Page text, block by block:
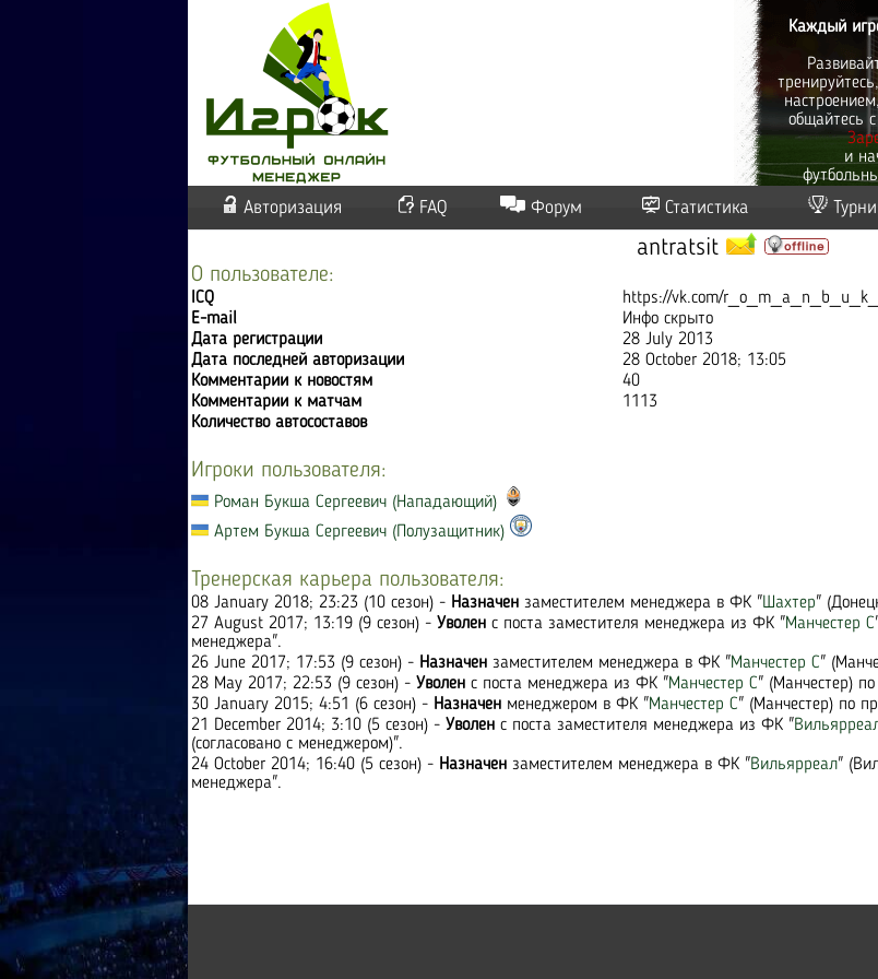
Каждый
общайтесь
и
Авторизация FAQ Форум Статистика
antratsit
О пользователе:
ICQ
https://vk.com/
E-mail
Инфо скрыто
Дата регистрации
28 July 2013
Дата последней авторизации
28 October 2018; 13:05
Комментарии к новостям
40
Комментарии к матчам
1113
Количество автосоставов
Игроки пользователя:
Роман Букша Сергеевич (Нападающий)
Артем Букша Сергеевич (Полузащитник)
Тренерская карьера пользователя:
08 January 2018; 23:23 (10 сезон) - Назначен заместителем менеджера в ФК "Шахтер"
27 August 2017; 13:19 (9 сезон) - Уволен с поста заместителя менеджера из ФК "Манчестер С
менеджера".
26 June 2017; 17:53 (9 сезон) - Назначен заместителем менеджера в ФК "Манчестер С"
28 May 2017; 22:53 (9 сезон) - Уволен с поста менеджера из ФК "Манчестер С" (Манчестер)
30 January 2015; 4:51 (6 сезон) - Назначен менеджером в ФК "Манчестер С" (Манчестер) по
21 December 2014; 3:10 (5 сезон) - Уволен с поста заместителя менеджера из ФК "
(согласовано с менеджером)".
24 October 2014; 16:40 (5 сезон) - Назначен заместителем менеджера в ФК "Вильярреал"
менеджера".